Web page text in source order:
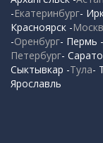
-Екатеринбург-
Красноярск -
-Оренбург- Пермь -
Петербург-
Сыктывкар -Тула-
Ярославль